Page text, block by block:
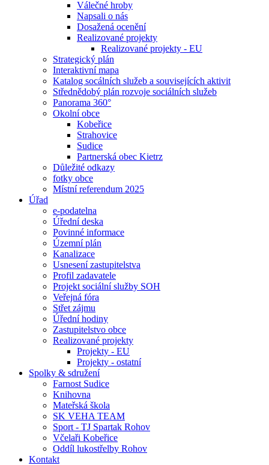
Válečné hroby
Napsali o nás
Dosažená ocenění
Realizované projekty
Realizované projekty - EU
Strategický plán
Interaktivní mapa
Katalog socálních služeb a souvisejících aktivit
Střednědobý plán rozvoje sociálních služeb
Panorama 360°
Okolní obce
Kobeřice
Strahovice
Sudice
Partnerská obec Kietrz
Důležité odkazy
fotky obce
Místní referendum 2025
Úřad
e-podatelna
Úřední deska
Povinné informace
Územní plán
Kanalizace
Usnesení zastupitelstva
Profil zadavatele
Projekt sociální služby SOH
Veřejná fóra
Střet zájmu
Úřední hodiny
Zastupitelstvo obce
Realizované projekty
Projekty - EU
Projekty - ostatní
Spolky & sdružení
Farnost Sudice
Knihovna
Mateřská škola
SK VEHA TEAM
Sport - TJ Spartak Rohov
Včelaři Kobeřice
Oddíl lukostřelby Rohov
Kontakt